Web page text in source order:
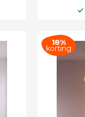
Op
besteld =
18%
korting